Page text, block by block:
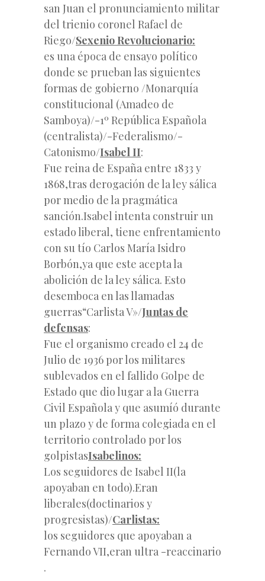
san Juan el pronunciamiento militar
del trienio coronel Rafael de
Riego/Sexenio Revolucionario:
es una época de ensayo político
donde se prueban las siguientes
formas de gobierno /Monarquía
constitucional (Amadeo de
Samboya)/-1º República Española
(centralista)/-Federalismo/-
Catonismo/Isabel II:
Fue reina de España entre 1833 y
1868,tras derogación de la ley sálica
por medio de la pragmática
sanción.Isabel intenta construir un
estado liberal, tiene enfrentamiento
con su tío Carlos María Isidro
Borbón,ya que este acepta la
abolición de la ley sálica. Esto
desemboca en las llamadas
guerras“Carlista V»/Juntas de
defensas:
Fue el organismo creado el 24 de
Julio de 1936 por los militares
sublevados en el fallido Golpe de
Estado que dio lugar a la Guerra
Civil Española y que asumíó durante
un plazo y de forma colegiada en el
territorio controlado por los
golpistasIsabelinos:
Los seguidores de Isabel II(la
apoyaban en todo).Eran
liberales(doctinarios y
progresistas)/Carlistas:
los seguidores que apoyaban a
Fernando VII,eran ultra -reaccinario
.